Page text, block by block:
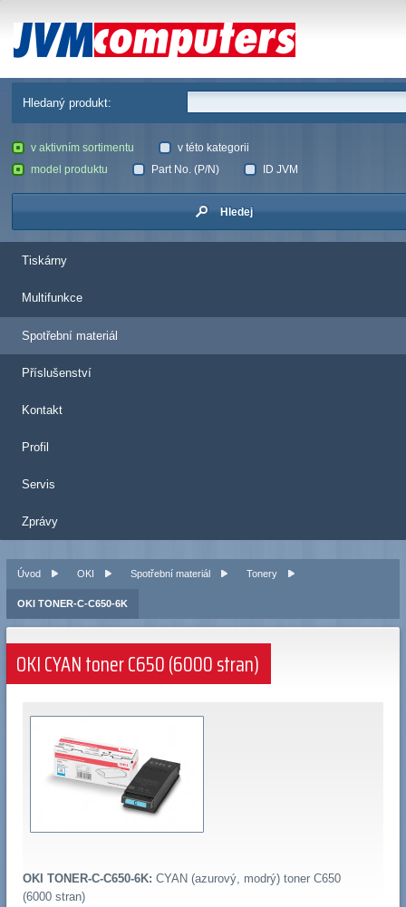
JVM Computers
Hledaný produkt:
v aktivním sortimentu
v této kategorii
model produktu
Part No. (P/N) ID JVM
Hledej
Tiskárny
Multifunkce
Spotřební materiál
Příslušenství
Kontakt
Profil
Servis
Zprávy
Úvod OKI Spotřební materiál Tonery
OKI TONER-C-C650-6K
OKI CYAN toner C650 (6000 stran)
OKI TONER-C-C650-6K: CYAN (azurový, modrý) toner C650
(6000 stran)